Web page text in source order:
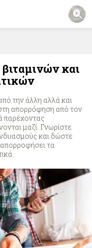
και
την άλλη αλλά και
απορρόφηση από τον
παρέχοντας
μαζί. Γνωρίστε
και δώστε
τα